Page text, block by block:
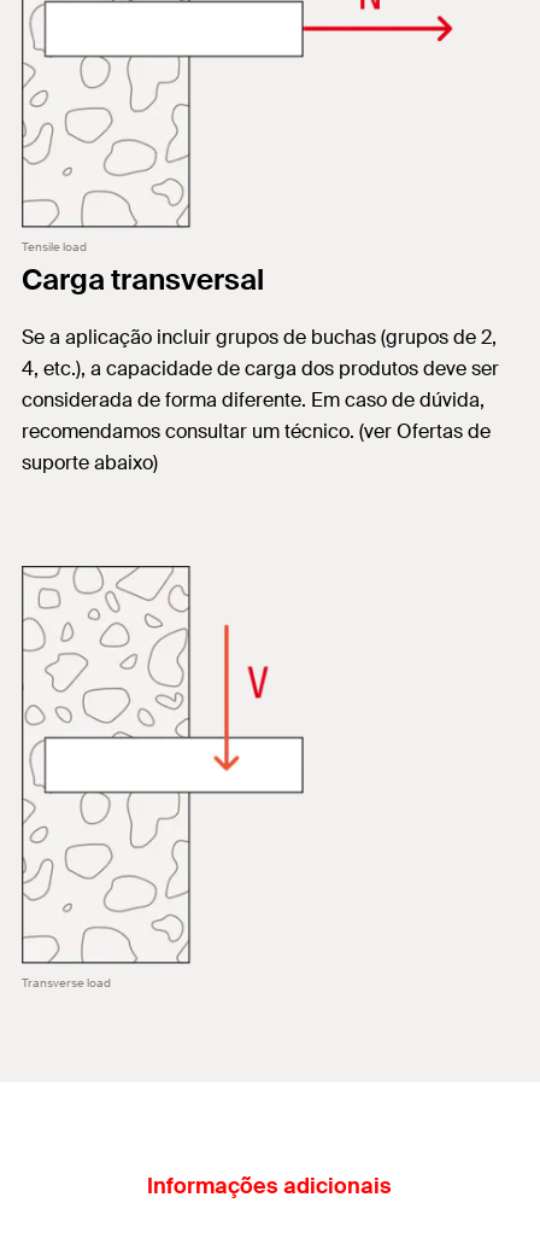
Tensile load
Carga transversal
Se a aplicação incluir grupos de buchas (grupos de 2,
4, etc.), a capacidade de carga dos produtos deve ser
considerada de forma diferente. Em caso de dúvida,
recomendamos consultar um técnico. (ver Ofertas de
suporte abaixo)
Transverse load
Informações adicionais